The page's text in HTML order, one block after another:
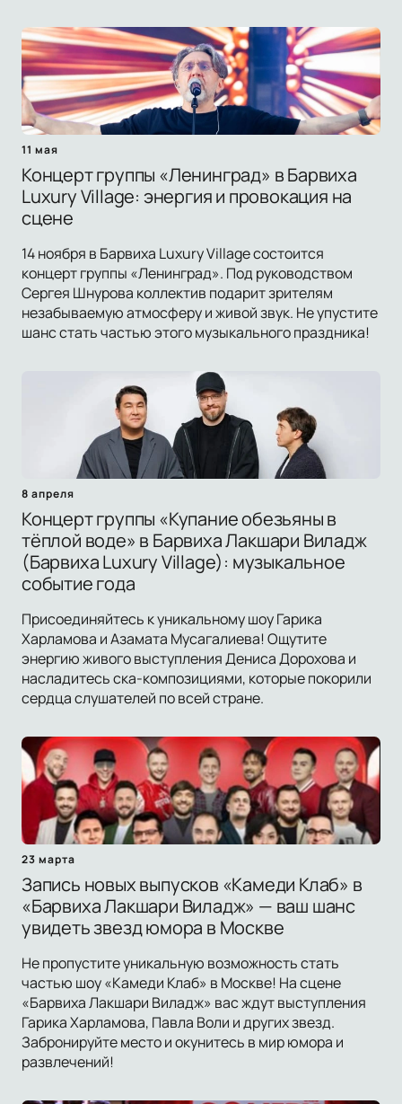
11 мая
Концерт группы «Ленинград» в Барвиха
Luxury Village: энергия и провокация на
сцене
14 ноября в Барвиха Luxury Village состоится
концерт группы «Ленинград». Под руководством
Сергея Шнурова коллектив подарит зрителям
незабываемую атмосферу и живой звук. Не упустите
шанс стать частью этого музыкального праздника!
8 апреля
Концерт группы «Купание обезьяны в
тёплой воде» в Барвиха Лакшари Виладж
(Барвиха Luxury Village): музыкальное
событие года
Присоединяйтесь к уникальному шоу Гарика
Харламова и Азамата Мусагалиева! Ощутите
энергию живого выступления Дениса Дорохова и
насладитесь ска-композициями, которые покорили
сердца слушателей по всей стране.
23 марта
Запись новых выпусков «Камеди Клаб» в
«Барвиха Лакшари Виладж» — ваш шанс
увидеть звезд юмора в Москве
Не пропустите уникальную возможность стать
частью шоу «Камеди Клаб» в Москве! На сцене
«Барвиха Лакшари Виладж» вас ждут выступления
Гарика Харламова, Павла Воли и других звезд.
Забронируйте место и окунитесь в мир юмора и
развлечений!